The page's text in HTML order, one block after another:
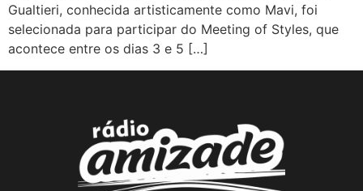
Gualtieri, conhecida artisticamente como Mavi, foi
selecionada para participar do Meeting of Styles, que
acontece entre os dias 3 e 5 […]